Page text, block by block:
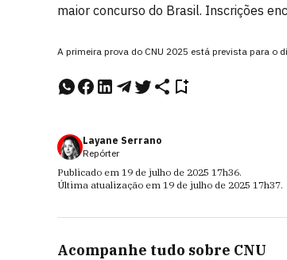
maior concurso do Brasil. Inscrições
A primeira prova do CNU 2025 está prevista para o
Layane Serrano
Repórter
Publicado em 19 de julho de 2025 17h36.
Última atualização em 19 de julho de 2025 17h37.
Acompanhe tudo sobre CNU